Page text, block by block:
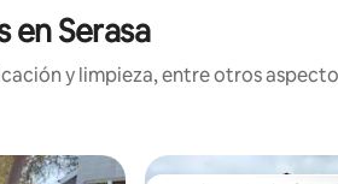
Serasa
y limpieza, entre otros